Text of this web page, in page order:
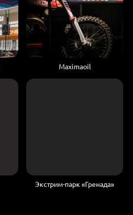
Maximaoil
Экстрим-парк «Гренада»